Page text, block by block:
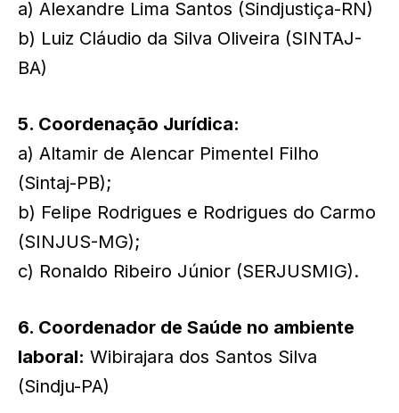
a) Alexandre Lima Santos (Sindjustiça-RN)
b) Luiz Cláudio da Silva Oliveira (SINTAJ-
BA)
5. Coordenação Jurídica:
a) Altamir de Alencar Pimentel Filho
(Sintaj-PB);
b) Felipe Rodrigues e Rodrigues do Carmo
(SINJUS-MG);
c) Ronaldo Ribeiro Júnior (SERJUSMIG).
6. Coordenador de Saúde no ambiente
laboral: Wibirajara dos Santos Silva
(Sindju-PA)